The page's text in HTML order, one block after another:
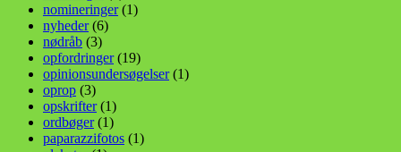
nomineringer(1)
nyheder(6)
nødråb (3)
opfordringer(19)
opinionsundersøgelser(1)
oprop (3)
opskrifter(1)
ordbøger(1)
paparazzifotos (1)